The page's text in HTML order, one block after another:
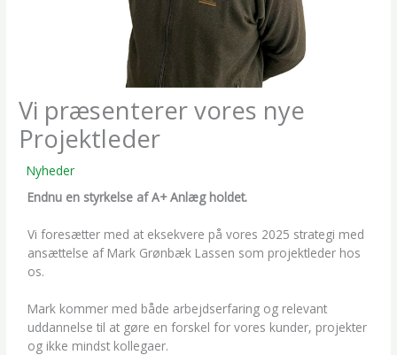
Vi præsenterer vores nye
Projektleder
/Nyheder
Endnu en styrkelse af A+ Anlæg holdet.
Vi foresætter med at eksekvere på vores 2025 strategi med
ansættelse af Mark Grønbæk Lassen som projektleder hos
os.
Mark kommer med både arbejdserfaring og relevant
uddannelse til at gøre en forskel for vores kunder, projekter
og ikke mindst kollegaer.